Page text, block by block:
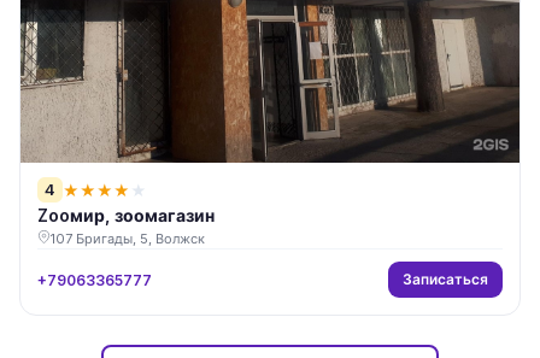
4 ★★★★ ★
Zooмир, зоомагазин
107 Бригады, 5, Волжск
+79063365777 Записаться